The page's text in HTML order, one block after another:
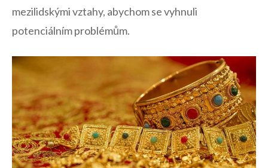
mezilidskými vztahy, abychom se vyhnuli
potenciálním problémům.